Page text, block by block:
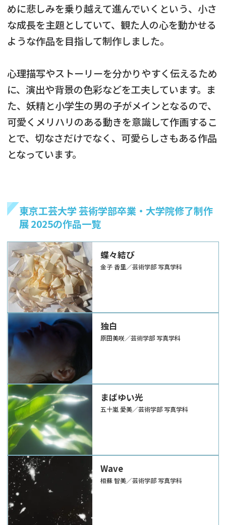
めに悲しみを乗り越えて進んでいくという、小さ
な成長を主題としていて、観た人の心を動かせる
ような作品を目指して制作しました。
心理描写やストーリーを分かりやすく伝えるため
に、演出や背景の色彩などを工夫しています。ま
た、妖精と小学生の男の子がメインとなるので、
可愛くメリハリのある動きを意識して作画するこ
とで、切なさだけでなく、可愛らしさもある作品
となっています。
東京工芸大学 芸術学部卒業・大学院修了制作
展 2025の作品一覧
蝶々結び
金子 香里／芸術学部 写真学科
独白
原田美咲／芸術学部 写真学科
まばゆい光
五十嵐 愛美／芸術学部 写真学科
Wave
相蘇 智美／芸術学部 写真学科